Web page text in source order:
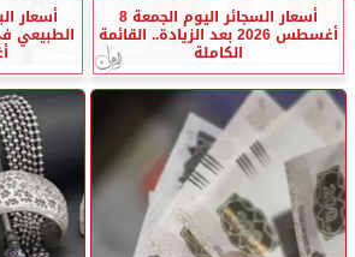
أسعار السجائر اليوم الجمعة 8
أغسطس 2026 بعد الزيادة.. القائمة
الكاملة
أسعار